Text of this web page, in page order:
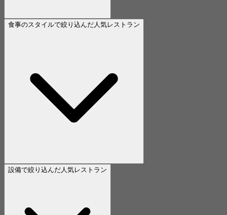
食事のスタイルで絞り込んだ人気レストラン
設備で絞り込んだ人気レストラン